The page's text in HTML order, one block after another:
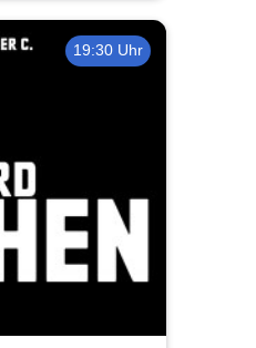
19:30 Uhr